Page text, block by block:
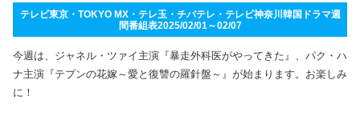
テレビ東京・TOKYO MX・テレ玉・チバテレ・テレビ神奈川韓国ドラマ週
間番組表2025/02/01～02/07
今週は、ジャネル・ツァイ主演『暴走外科医がやってきた』、パク・ハ
ナ主演『テプンの花嫁～愛と復讐の羅針盤～』が始まります。お楽しみ
に！